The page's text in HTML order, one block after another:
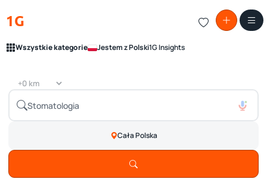
1G
Wszystkie kategorie Jestem z Polski1G Insights
Cała Polska